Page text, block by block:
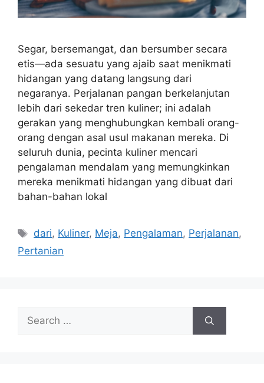
Segar, bersemangat, dan bersumber secara
etis—ada sesuatu yang ajaib saat menikmati
hidangan yang datang langsung dari
negaranya. Perjalanan pangan berkelanjutan
lebih dari sekedar tren kuliner; ini adalah
gerakan yang menghubungkan kembali orang-
orang dengan asal usul makanan mereka. Di
seluruh dunia, pecinta kuliner mencari
pengalaman mendalam yang memungkinkan
mereka menikmati hidangan yang dibuat dari
bahan-bahan lokal
Tags
dari, Kuliner, Meja, Pengalaman, Perjalanan,
Pertanian
Search
for: